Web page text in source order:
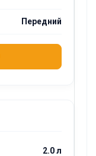
Передний
2.0 л